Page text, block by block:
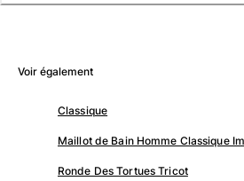
Tous les articles
Tous les articles
Maillots de bain
Voir également
Classique
Maillot de Bain Homme Classique
Ronde Des Tortues Tricot